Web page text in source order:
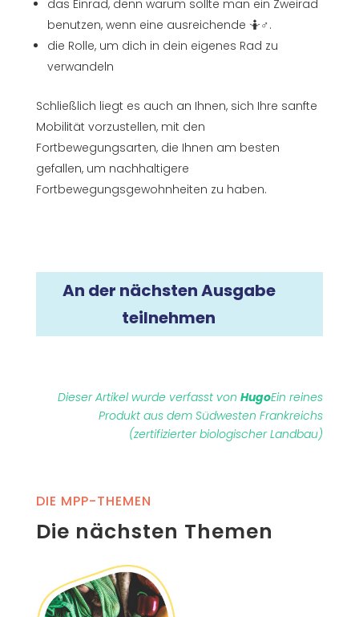
das Einrad, denn warum sollte man ein Zweirad
benutzen, wenn eine ausreichende 🤷♂️.
die Rolle, um dich in dein eigenes Rad zu
verwandeln
Schließlich liegt es auch an Ihnen, sich Ihre sanfte
Mobilität vorzustellen, mit den
Fortbewegungsarten, die Ihnen am besten
gefallen, um nachhaltigere
Fortbewegungsgewohnheiten zu haben.
An der nächsten Ausgabe
teilnehmen
Dieser Artikel wurde verfasst vonHugoEin reines
Produkt aus dem Südwesten Frankreichs
(zertifizierter biologischer Landbau)
DIE MPP-THEMEN
Die nächsten Themen